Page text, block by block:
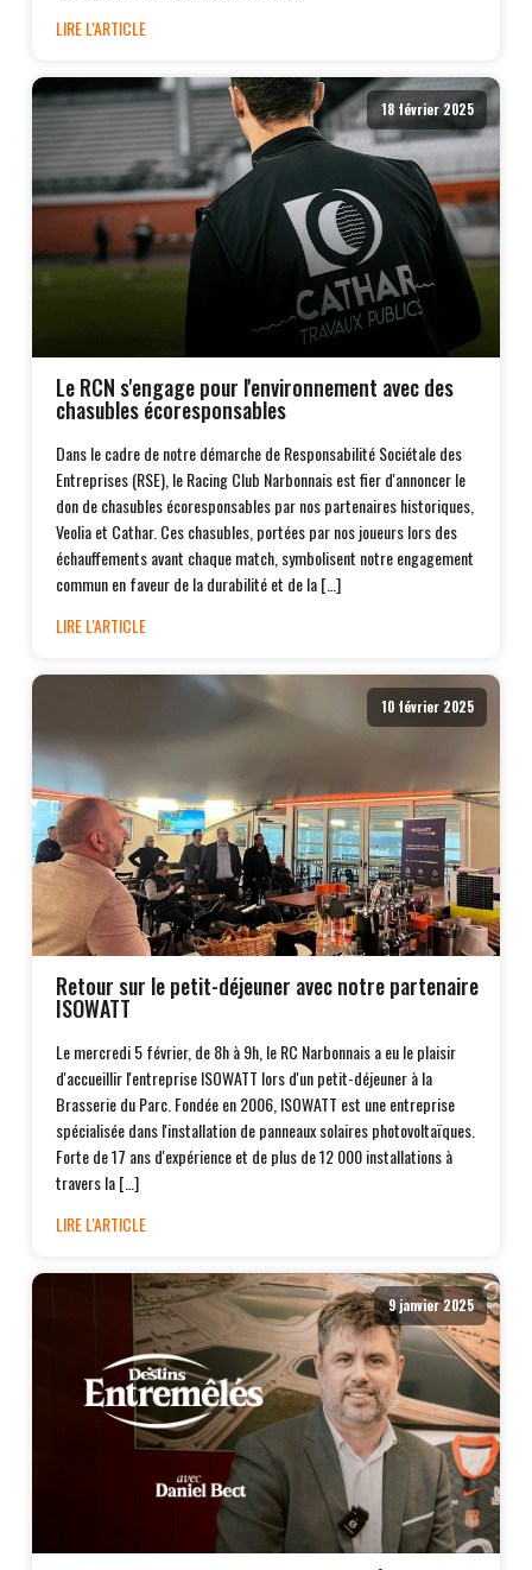
LIRE L'ARTICLE
18 février 2025
Le RCN s'engage pour l'environnement avec des
chasubles écoresponsables
Dans le cadre de notre démarche de Responsabilité Sociétale des
Entreprises (RSE), le Racing Club Narbonnais est fier d'annoncer le
don de chasubles écoresponsables par nos partenaires historiques,
Veolia et Cathar. Ces chasubles, portées par nos joueurs lors des
échauffements avant chaque match, symbolisent notre engagement
commun en faveur de la durabilité et de la […]
LIRE L'ARTICLE
10 février 2025
Retour sur le petit-déjeuner avec notre partenaire
ISOWATT
Le mercredi 5 février, de 8h à 9h, le RC Narbonnais a eu le plaisir
d'accueillir l'entreprise ISOWATT lors d'un petit-déjeuner à la
Brasserie du Parc. Fondée en 2006, ISOWATT est une entreprise
spécialisée dans l'installation de panneaux solaires photovoltaïques.
Forte de 17 ans d'expérience et de plus de 12 000 installations à
travers la […]
LIRE L'ARTICLE
9 janvier 2025